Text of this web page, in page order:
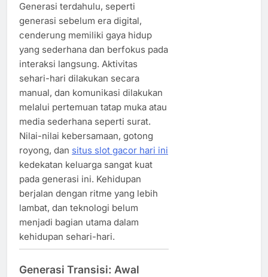
Generasi terdahulu, seperti
generasi sebelum era digital,
cenderung memiliki gaya hidup
yang sederhana dan berfokus pada
interaksi langsung. Aktivitas
sehari-hari dilakukan secara
manual, dan komunikasi dilakukan
melalui pertemuan tatap muka atau
media sederhana seperti surat.
Nilai-nilai kebersamaan, gotong
royong, dan situs slot gacor hari ini
kedekatan keluarga sangat kuat
pada generasi ini. Kehidupan
berjalan dengan ritme yang lebih
lambat, dan teknologi belum
menjadi bagian utama dalam
kehidupan sehari-hari.
Generasi Transisi: Awal